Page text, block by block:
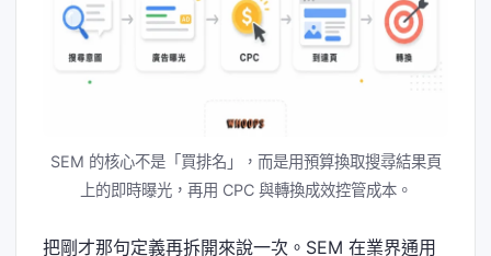
SEM 的核心不是「買排名」，而是用預算換取搜尋結果頁
上的即時曝光，再用 CPC 與轉換成效控管成本。
把剛才那句定義再拆開來說一次。SEM 在業界通用